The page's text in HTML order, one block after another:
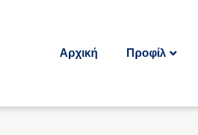
Αρχική Προφίλ